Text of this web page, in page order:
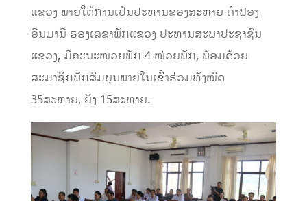
ແຂວງ ພາຍໃຕ້ການເປັນປະທານຂອງສະຫາຍ ຄຳຟອງ
ອີນມານີ ຮອງເລຂາພັກແຂວງ ປະທານສະພາປະຊາຊົນ
ແຂວງ, ມີຄະນະໜ່ວຍພັກ 4 ໜ່ວຍພັກ, ພ້ອມດ້ວຍ
ສະມາຊິກພັກສົມບຸນພາຍໃນເຂົ້າຮ່ວມທັງໝົດ
35ສະຫາຍ, ຍິງ 15ສະຫາຍ.